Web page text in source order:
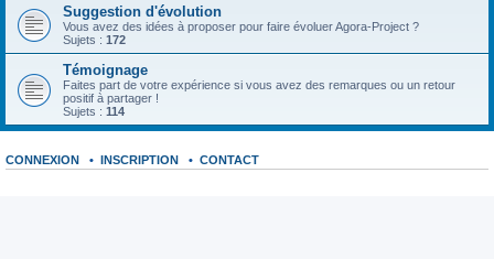
Suggestion d'évolution
Vous avez des idées à proposer pour faire évoluer Agora-Project ?
Sujets : 172
Témoignage
Faites part de votre expérience si vous avez des remarques ou un retour
positif à partager !
Sujets : 114
CONNEXION • INSCRIPTION • CONTACT